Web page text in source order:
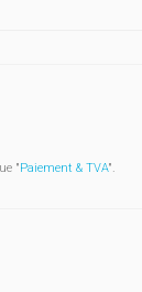
"Paiement & TVA".